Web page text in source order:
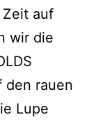
auf
wir die
den rauen
Lupe